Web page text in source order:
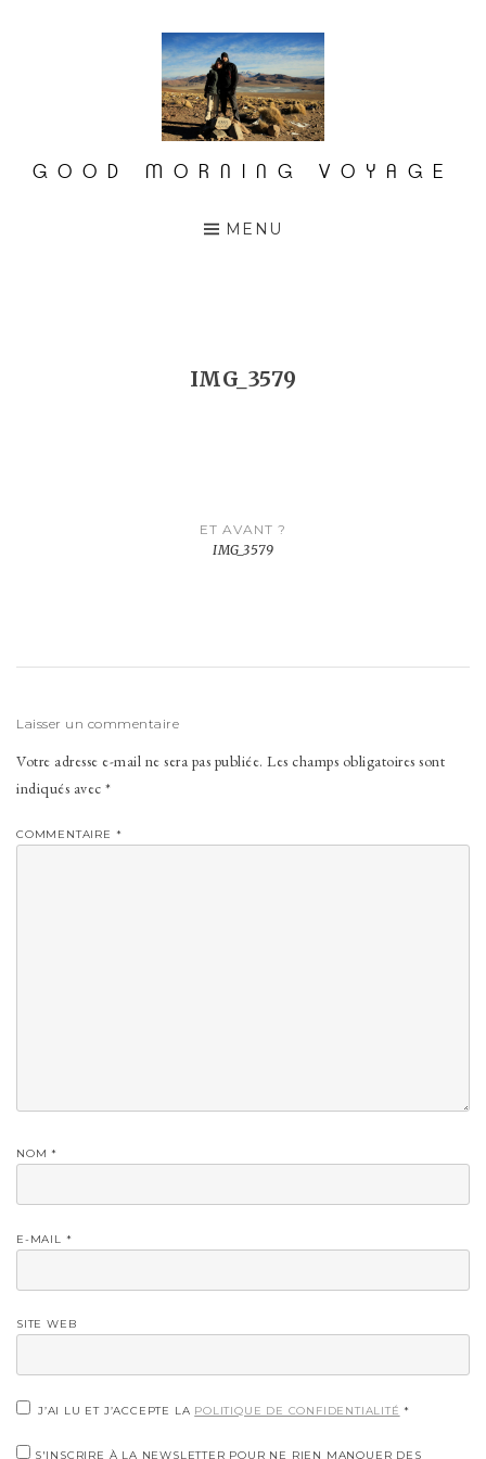
GOOD MORNING VOYAGE
MENU
IMG_3579
ET AVANT ?
IMG_3579
Laisser un commentaire
Votre adresse e-mail ne sera pas publiée. Les champs obligatoires sont
indiqués avec *
COMMENTAIRE *
NOM *
E-MAIL *
SITE WEB
J’AI LU ET J’ACCEPTE LA POLITIQUE DE CONFIDENTIALITÉ *
S'INSCRIRE À LA NEWSLETTER POUR NE RIEN MANQUER DES